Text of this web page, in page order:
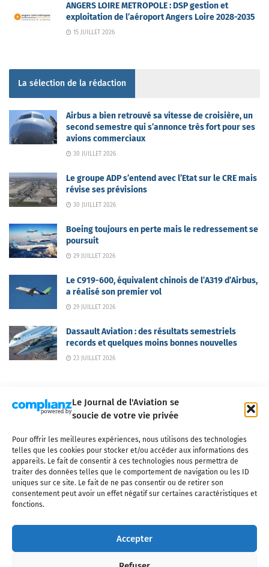
Le Journal de l'Aviation se
soucie de votre vie privée
Pour offrir les meilleures expériences, nous utilisons des technologies
telles que les cookies pour stocker et/ou accéder aux informations des
appareils. Le fait de consentir à ces technologies nous permettra de
traiter des données telles que le comportement de navigation ou les ID
uniques sur ce site. Le fait de ne pas consentir ou de retirer son
consentement peut avoir un effet négatif sur certaines caractéristiques et
fonctions.
Accepter
ANGERS LOIRE METROPOLE : DSP gestion et
exploitation de l’aéroport Angers Loire 2028-2035
15 JUILLET 2026
La sélection de la rédaction
Airbus a bien retrouvé sa vitesse de croisière, un
second semestre qui s’annonce très fort pour ses
avions commerciaux
30 JUILLET 2026
Le groupe ADP s’entend avec l’Etat sur le CRE mais
révise ses prévisions
30 JUILLET 2026
Boeing toujours en perte mais le redressement se
poursuit
29 JUILLET 2026
Le C919-600, équivalent chinois de l’A319 d’Airbus,
a réalisé son premier vol
29 JUILLET 2026
Dassault Aviation : des résultats semestriels
records et quelques moins bonnes nouvelles
23 JUILLET 2026
Qui sommes-nous ? Nous contacter
Partenaires
Mentions légales
CGV Politique de confidentialité Cookies
l'industrie aéronautique, l'aviation commerciale, l'aviation d'affaires, les